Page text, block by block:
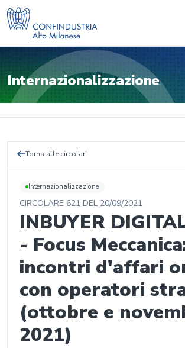
Internazionalizzazione
Torna alle circolari
Internazionalizzazione
CIRCOLARE 621 DEL 20/09/2021
INBUYER
- Focus
incontri d'affari
con operatori
(ottobre e
2021)